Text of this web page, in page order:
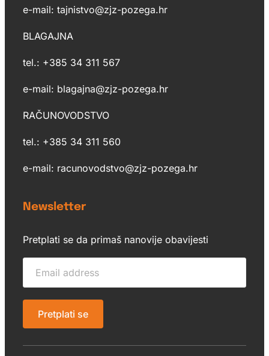
e-mail: tajnistvo@zjz-pozega.hr
BLAGAJNA
tel.: +385 34 311 567
e-mail: blagajna@zjz-pozega.hr
RAČUNOVODSTVO
tel.: +385 34 311 560
e-mail: racunovodstvo@zjz-pozega.hr
Newsletter
Pretplati se da primaš nanovije obavijesti